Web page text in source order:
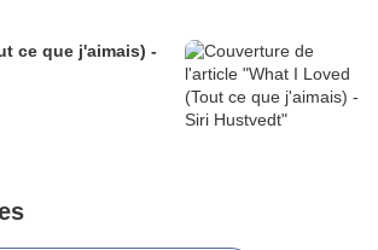
ce que j'aimais) -